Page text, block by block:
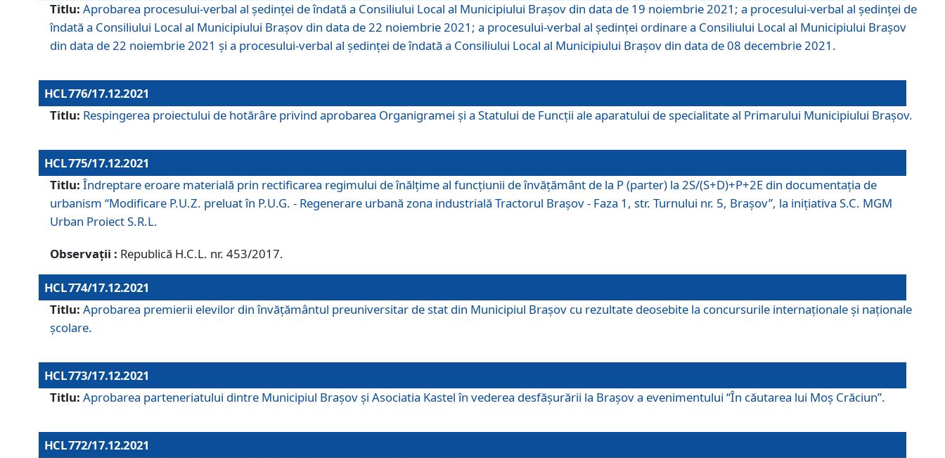
Titlu: Aprobarea procesului-verbal al şedinţei de îndată a Consiliului Local al Municipiului Braşov din data de 19 noiembrie 2021; a procesului-verbal al şedinţei de
îndată a Consiliului Local al Municipiului Braşov din data de 22 noiembrie 2021; a procesului-verbal al şedinţei ordinare a Consiliului Local al Municipiului Braşov
din data de 22 noiembrie 2021 și a procesului-verbal al şedinţei de îndată a Consiliului Local al Municipiului Braşov din data de 08 decembrie 2021.
HCL 776/17.12.2021
Titlu: Respingerea proiectului de hotărâre privind aprobarea Organigramei şi a Statului de Funcţii ale aparatului de specialitate al Primarului Municipiului Braşov.
HCL 775/17.12.2021
Titlu: Îndreptare eroare materială prin rectificarea regimului de înălţime al funcţiunii de învăţământ de la P (parter) la 2S/(S+D)+P+2E din documentaţia de
urbanism “Modificare P.U.Z. preluat în P.U.G. - Regenerare urbană zona industrială Tractorul Braşov - Faza 1, str. Turnului nr. 5, Braşov”, la iniţiativa S.C. MGM
Urban Proiect S.R.L.
Observații : Republică H.C.L. nr. 453/2017.
HCL 774/17.12.2021
Titlu: Aprobarea premierii elevilor din învățământul preuniversitar de stat din Municipiul Brașov cu rezultate deosebite la concursurile internaționale și naționale
școlare.
HCL 773/17.12.2021
Titlu: Aprobarea parteneriatului dintre Municipiul Brașov și Asociatia Kastel în vederea desfăşurării la Brașov a evenimentului “În căutarea lui Moș Crăciun”.
HCL 772/17.12.2021